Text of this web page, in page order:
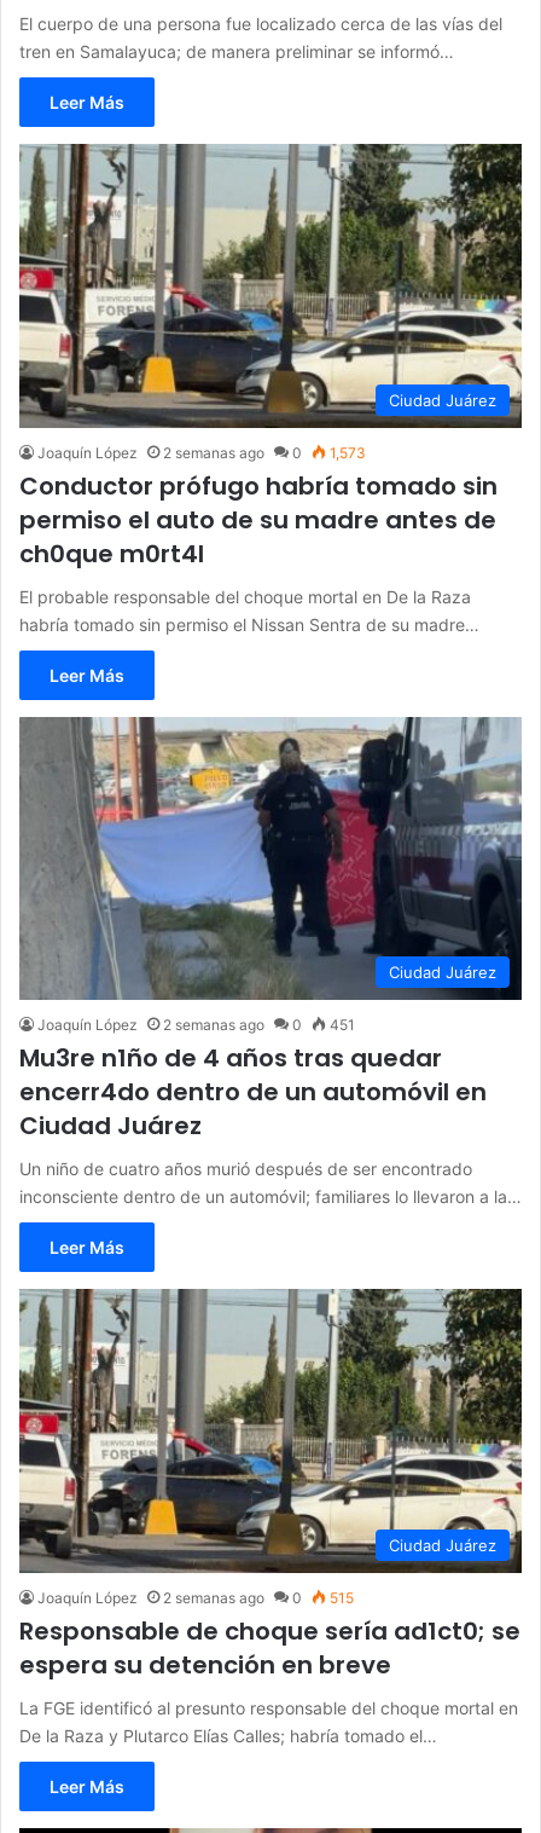
El cuerpo de una persona fue localizado cerca de las vías del
tren en Samalayuca; de manera preliminar se informó…
Leer Más
Ciudad Juárez
Joaquín López 2 semanas ago 0 1,573
Conductor prófugo habría tomado sin
permiso el auto de su madre antes de
ch0que m0rt4l
El probable responsable del choque mortal en De la Raza
habría tomado sin permiso el Nissan Sentra de su madre…
Leer Más
Ciudad Juárez
Joaquín López 2 semanas ago 0 451
Mu3re n1ño de 4 años tras quedar
encerr4do dentro de un automóvil en
Ciudad Juárez
Un niño de cuatro años murió después de ser encontrado
inconsciente dentro de un automóvil; familiares lo llevaron a la…
Leer Más
Ciudad Juárez
Joaquín López 2 semanas ago 0 515
Responsable de choque sería ad1ct0; se
espera su detención en breve
La FGE identificó al presunto responsable del choque mortal en
De la Raza y Plutarco Elías Calles; habría tomado el…
Leer Más